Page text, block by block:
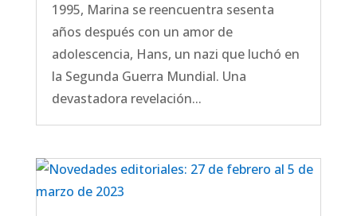
1995, Marina se reencuentra sesenta
años después con un amor de
adolescencia, Hans, un nazi que luchó en
la Segunda Guerra Mundial. Una
devastadora revelación...